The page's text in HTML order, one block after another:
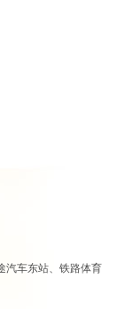
汽车东站、铁路体育